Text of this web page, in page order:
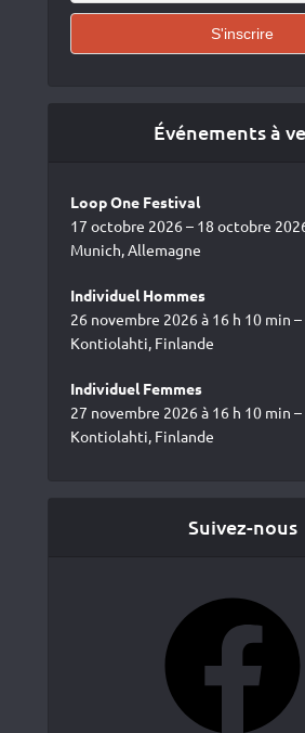
Événements à
Loop One Festival
17 octobre 2026 – 18 octobre
Munich, Allemagne
Individuel Hommes
26 novembre 2026 à 16 h 10 min
Kontiolahti, Finlande
Individuel Femmes
27 novembre 2026 à 16 h 10 min
Kontiolahti, Finlande
Suivez-nous